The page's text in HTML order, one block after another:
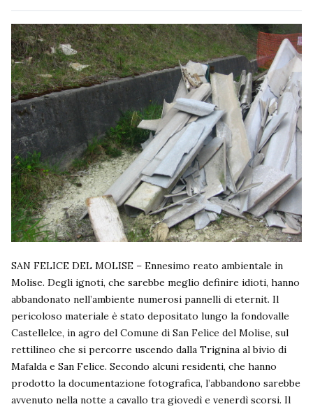
SAN FELICE DEL MOLISE – Ennesimo reato ambientale in
Molise. Degli ignoti, che sarebbe meglio definire idioti, hanno
abbandonato nell’ambiente numerosi pannelli di eternit. Il
pericoloso materiale è stato depositato lungo la fondovalle
Castellelce, in agro del Comune di San Felice del Molise, sul
rettilineo che si percorre uscendo dalla Trignina al bivio di
Mafalda e San Felice. Secondo alcuni residenti, che hanno
prodotto la documentazione fotografica, l’abbandono sarebbe
avvenuto nella notte a cavallo tra giovedì e venerdì scorsi. Il